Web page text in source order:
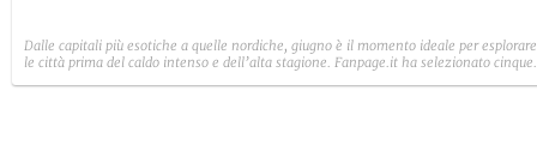
Dalle capitali più esotiche a quelle nordiche, giugno è il momento ideale per esplorare
le città prima del caldo intenso e dell’alta stagione. Fanpage.it ha selezionato cinque